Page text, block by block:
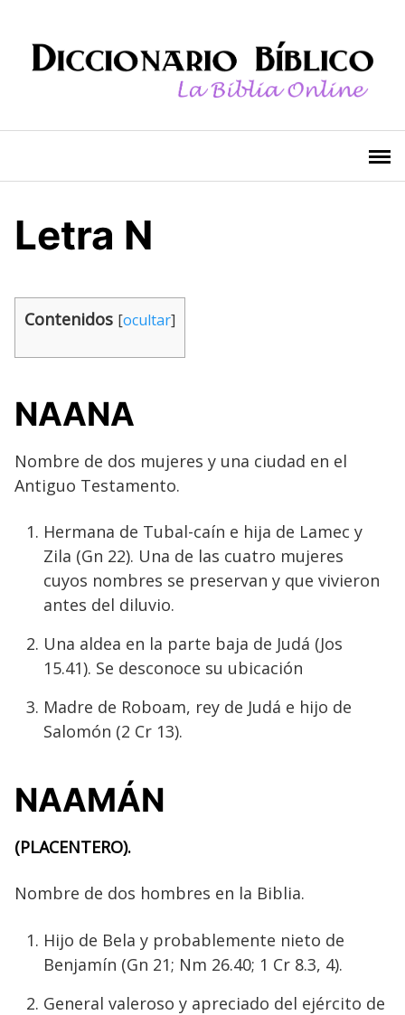
contenido
Letra N
Contenidos [ocultar]
NAANA
Nombre de dos mujeres y una ciudad en el
Antiguo Testamento.
Hermana de Tubal-caín e hija de Lamec y
Zila (Gn 22). Una de las cuatro mujeres
cuyos nombres se preservan y que vivieron
antes del diluvio.
Una aldea en la parte baja de Judá (Jos
15.41). Se desconoce su ubicación
Madre de Roboam, rey de Judá e hijo de
Salomón (2 Cr 13).
NAAMÁN
(PLACENTERO).
Nombre de dos hombres en la Biblia.
Hijo de Bela y probablemente nieto de
Benjamín (Gn 21; Nm 26.40; 1 Cr 8.3, 4).
General valeroso y apreciado del ejército de